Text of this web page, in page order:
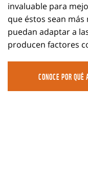
invaluable para
que éstos sean
puedan adaptar a
producen factores
CONOCE POR